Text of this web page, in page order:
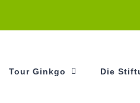
Tour Ginkgo Die